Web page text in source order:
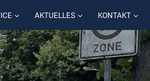
AKTUELLES KONTAKT